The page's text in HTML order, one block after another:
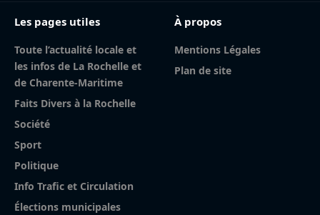
Les pages utiles
Toute l’actualité locale et
les infos de La Rochelle et
de Charente-Maritime
Faits Divers à la Rochelle
Société
Sport
Politique
Info Trafic et Circulation
Élections municipales
À propos
Mentions Légales
Plan de site